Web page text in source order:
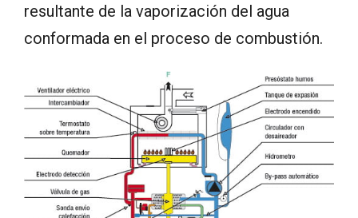
resultante de la vaporización del agua
conformada en el proceso de combustión.